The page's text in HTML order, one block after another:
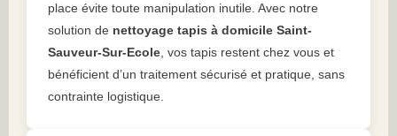
place évite toute manipulation inutile. Avec notre
solution de nettoyage tapis à domicile Saint-
Sauveur-Sur-Ecole, vos tapis restent chez vous et
bénéficient d’un traitement sécurisé et pratique, sans
contrainte logistique.